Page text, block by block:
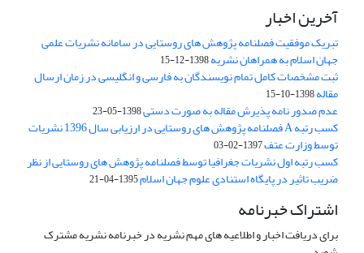
آخرین اخبار
تبریک موفقیت فصلنامه پژوهش های روستایی در سامانه نشریات علمی
جهان اسلام به همراهان نشریه1398-12-15
ثبت مشخصات کامل تمام نویسندگان به فارسی و انگلیسی در زمان ارسال
مقاله1398-10-15
عدم صدور نامه پذیرش مقاله به صورت دستی1398-05-23
کسب رتبه A فصلنامه پژوهش های روستایی در ارزیابی سال 1396 نشریات
توسط وزارت عتف1397-02-03
کسب رتبه اول نشریات جغرافیا توسط فصلنامه پژوهش های روستایی از نظر
ضریب تاثیر در پایگاه استنادی علوم جهان اسلام1395-04-21
اشتراک خبرنامه
برای دریافت اخبار و اطلاعیه های مهم نشریه در خبرنامه نشریه مشترک